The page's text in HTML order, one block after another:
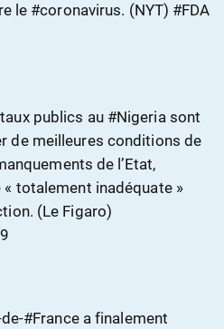
le #coronavirus. (NYT) #FDA
publics au #Nigeria sont
de meilleures conditions de
de l’Etat,
totalement inadéquate »
(Le Figaro)
#France a finalement